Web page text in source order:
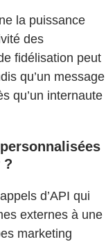
la puissance
des
fidélisation peut
qu’un message
qu’un internaute
?
d’API qui
externes à une
marketing